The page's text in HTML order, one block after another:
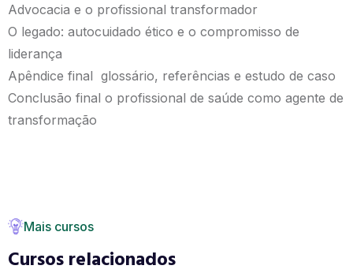
Advocacia e o profissional transformador
O legado: autocuidado ético e o compromisso de
liderança
Apêndice final glossário, referências e estudo de caso
Conclusão final o profissional de saúde como agente de
transformação
Mais cursos
Cursos relacionados